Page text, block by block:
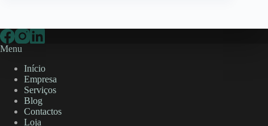
Menu
Início
Empresa
Serviços
Blog
Contactos
Loja